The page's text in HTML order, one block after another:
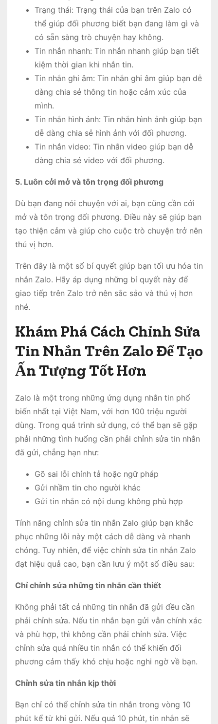
Trạng thái: Trạng thái của bạn trên Zalo có
thể giúp đối phương biết bạn đang làm gì và
có sẵn sàng trò chuyện hay không.
Tin nhắn nhanh: Tin nhắn nhanh giúp bạn tiết
kiệm thời gian khi nhắn tin.
Tin nhắn ghi âm: Tin nhắn ghi âm giúp bạn dễ
dàng chia sẻ thông tin hoặc cảm xúc của
mình.
Tin nhắn hình ảnh: Tin nhắn hình ảnh giúp bạn
dễ dàng chia sẻ hình ảnh với đối phương.
Tin nhắn video: Tin nhắn video giúp bạn dễ
dàng chia sẻ video với đối phương.
5. Luôn cởi mở và tôn trọng đối phương
Dù bạn đang nói chuyện với ai, bạn cũng cần cởi
mở và tôn trọng đối phương. Điều này sẽ giúp bạn
tạo thiện cảm và giúp cho cuộc trò chuyện trở nên
thú vị hơn.
Trên đây là một số bí quyết giúp bạn tối ưu hóa tin
nhắn Zalo. Hãy áp dụng những bí quyết này để
giao tiếp trên Zalo trở nên sắc sảo và thú vị hơn
nhé.
Khám Phá Cách Chỉnh Sửa
Tin Nhắn Trên Zalo Để Tạo
Ấn Tượng Tốt Hơn
Zalo là một trong những ứng dụng nhắn tin phổ
biến nhất tại Việt Nam, với hơn 100 triệu người
dùng. Trong quá trình sử dụng, có thể bạn sẽ gặp
phải những tình huống cần phải chỉnh sửa tin nhắn
đã gửi, chẳng hạn như:
Gõ sai lỗi chính tả hoặc ngữ pháp
Gửi nhầm tin cho người khác
Gửi tin nhắn có nội dung không phù hợp
Tính năng chỉnh sửa tin nhắn Zalo giúp bạn khắc
phục những lỗi này một cách dễ dàng và nhanh
chóng. Tuy nhiên, để việc chỉnh sửa tin nhắn Zalo
đạt hiệu quả cao, bạn cần lưu ý một số điều sau:
Chỉ chỉnh sửa những tin nhắn cần thiết
Không phải tất cả những tin nhắn đã gửi đều cần
phải chỉnh sửa. Nếu tin nhắn bạn gửi vẫn chính xác
và phù hợp, thì không cần phải chỉnh sửa. Việc
chỉnh sửa quá nhiều tin nhắn có thể khiến đối
phương cảm thấy khó chịu hoặc nghi ngờ về bạn.
Chỉnh sửa tin nhắn kịp thời
Bạn chỉ có thể chỉnh sửa tin nhắn trong vòng 10
phút kể từ khi gửi. Nếu quá 10 phút, tin nhắn sẽ